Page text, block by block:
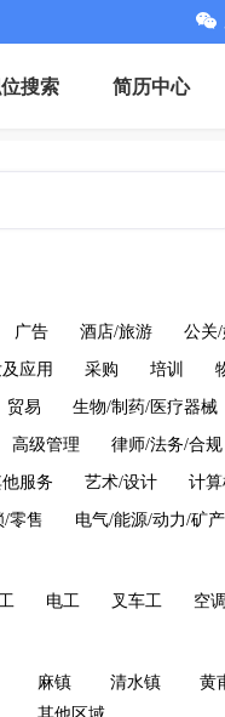
搜索 简历中心
广告 酒店/旅游 公关
应用 采购 培训
贸易 生物/制药/医疗器械
高级管理 律师/法务/合规
服务 艺术/设计 计
/零售 电气/能源/动力/矿产
电工 叉车工 空
麻镇 清水镇 黄